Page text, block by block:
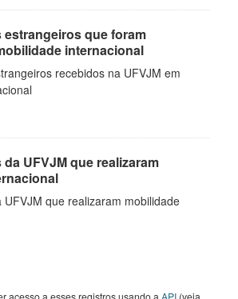
estrangeiros que foram
internacional
recebidos na UFVJM em
UFVJM que realizaram
UFVJM que realizaram mobilidade
acesso a esses registros usando a API (veja